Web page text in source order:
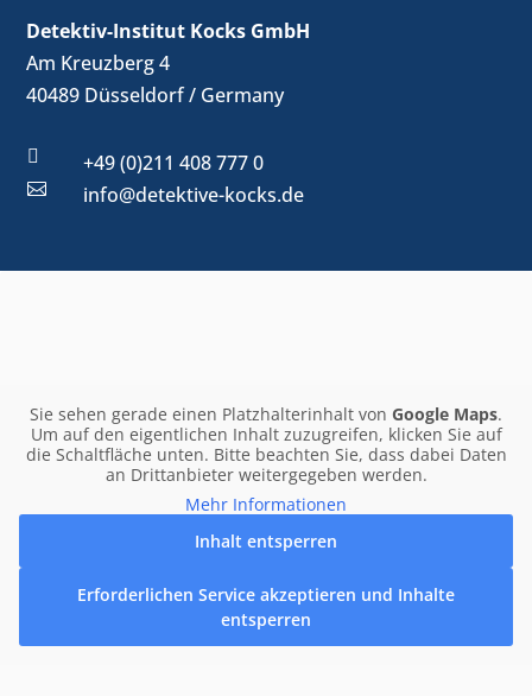
Detektiv-Institut Kocks GmbH
Am Kreuzberg 4
40489 Düsseldorf / Germany
 +49 (0)211 408 777 0
 info@detektive-kocks.de
Sie sehen gerade einen Platzhalterinhalt von Google Maps.
Um auf den eigentlichen Inhalt zuzugreifen, klicken Sie auf
die Schaltfläche unten. Bitte beachten Sie, dass dabei Daten
an Drittanbieter weitergegeben werden.
Mehr Informationen
Inhalt entsperren
Erforderlichen Service akzeptieren und Inhalte
entsperren